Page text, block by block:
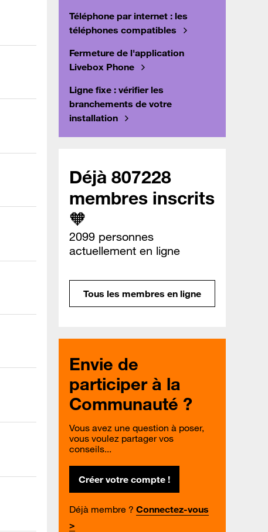
Téléphone par internet : les
téléphones compatibles
Fermeture de l'application
Livebox Phone
Ligne fixe : vérifier les
branchements de votre
installation
Déjà 807228
membres inscrits
🧡
2099 personnes
actuellement en ligne
Tous les membres en ligne
Envie de
participer à la
Communauté ?
Vous avez une question à poser,
vous voulez partager vos
conseils...
Créer votre compte !
Déjà membre ? Connectez-vous
>